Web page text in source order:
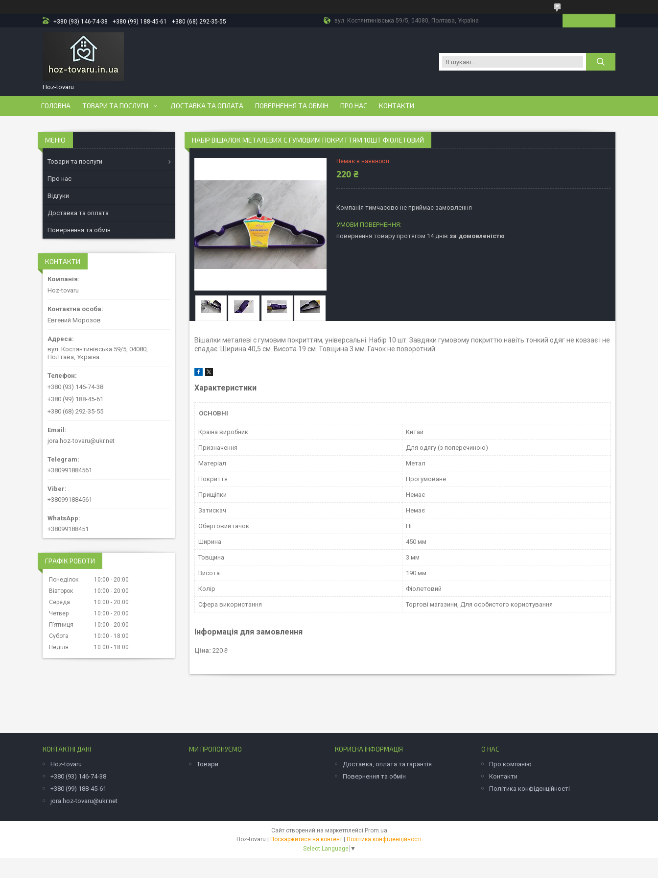
+380 (93) 146-74-38 +380 (99) 188-45-61 +380 (68) 292-35-55 вул. Костянтинівська 59/5, 04080, Полтава, Україна
Hoz-tovaru
ГОЛОВНА ТОВАРИ ТА ПОСЛУГИ ДОСТАВКА ТА ОПЛАТА ПОВЕРНЕННЯ ТА ОБМІН ПРО НАС КОНТАКТИ
НАБІР ВІШАЛОК МЕТАЛЕВИХ C ГУМОВИМ ПОКРИТТЯМ 10ШТ ФІОЛЕТОВИЙ
Немає в наявності
220 ₴
Компанія тимчасово не приймає замовлення
повернення товару протягом 14 днів за домовленістю
Вішалки металеві c гумовим покриттям, універсальні. Набір 10 шт. Завдяки гумовому покриттю навіть тонкий одяг не ковзає і не
спадає. Ширина 40,5 см. Висота 19 см. Товщина 3 мм. Гачок не поворотний.
Характеристики
ОСНОВНІ
Країна виробник Китай
Призначення Для одягу (з поперечиною)
Матеріал Метал
Покриття Прогумоване
Прищіпки Немає
Затискач Немає
Обертовий гачок Ні
Ширина 450 мм
Товщина 3 мм
Висота 190 мм
Колір Фіолетовий
Сфера використання Торгові магазини, Для особистого користування
Інформація для замовлення
Ціна: 220 ₴
Товари та послуги
Про нас
Відгуки
Доставка та оплата
Повернення та обмін
КОНТАКТИ
Hoz-tovaru
Евгений Морозов
вул. Костянтинівська 59/5, 04080,
Полтава, Україна
+380 (93) 146-74-38
+380 (99) 188-45-61
+380 (68) 292-35-55
jora.hoz-tovaru@ukr.net
+380991884561
+380991884561
+38099188451
ГРАФІК РОБОТИ
Понеділок 10:00
20:00
Вівторок
10:00
20:00
Середа
10:00
20:00
Четвер
10:00
20:00
Пʼятниця
10:00
20:00
Субота
10:00
18:00
Неділя
10:00 18:00
КОНТАКТНІ ДАНІ
Hoz-tovaru
+380 (93) 146-74-38
+380 (99) 188-45-61
jora.hoz-tovaru@ukr.net
МИ ПРОПОНУЄМО
Товари
КОРИСНА ІНФОРМАЦІЯ
Доставка, оплата та гарантія
Повернення та обмін
О НАС
Про компанію
Контакти
Політика конфіденційності
Сайт створений на маркетплейсі Prom.ua
Поскаржитися на контент
Політика конфіденційності
Select Language ▼